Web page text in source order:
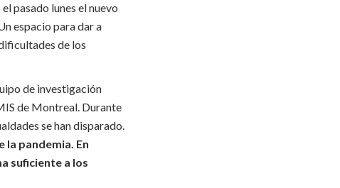
el pasado lunes el nuevo
espacio para dar a
de los
de investigación
de Montreal. Durante
se han disparado.
pandemia. En
suficiente a los